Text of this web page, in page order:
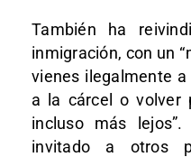
También ha
inmigración, con un
vienes ilegalmente
a la cárcel o volver
incluso más
invitado a otros